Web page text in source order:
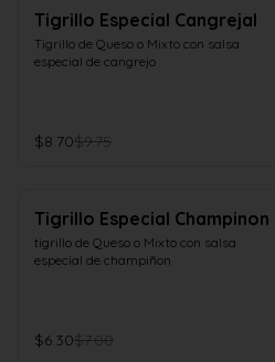
Tigrillo Especial Cangrejal
Tigrillo de Queso o Mixto con salsa
especial de cangrejo
$8.70$9.75
Tigrillo Especial Champinon
tigrillo de Queso o Mixto con salsa
especial de champiñon
$6.30$7.00